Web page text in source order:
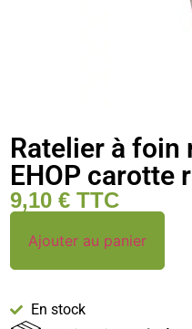
Ratelier à foin
EHOP carotte
9,10€ TTC
Ajouter au panier
En stock